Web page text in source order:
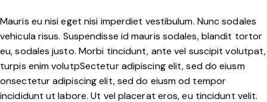
Mauris eu nisi eget nisi imperdiet vestibulum. Nunc sodales
vehicula risus. Suspendisse id mauris sodales, blandit tortor
eu, sodales justo. Morbi tincidunt, ante vel suscipit volutpat,
turpis enim volutpSectetur adipiscing elit, sed do eiusm
onsectetur adipiscing elit, sed do eiusm od tempor
incididunt ut labore. Ut vel placerat eros, eu tincidunt velit.